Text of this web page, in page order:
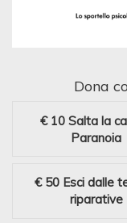
Dona
€ 10 Salta la
Paranoia
€ 50 Esci dalle
riparative